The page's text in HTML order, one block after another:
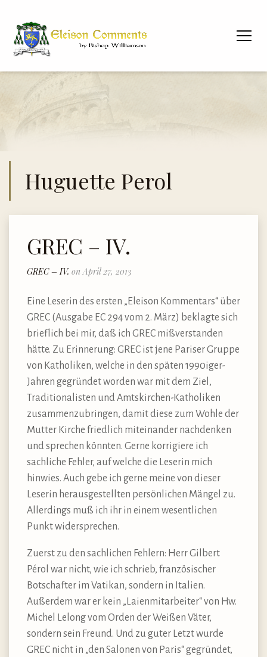
Huguette Perol
GREC – IV.
GREC – IV. on April 27, 2013
Eine Leserin des ersten „Eleison Kommentars“ über
GREC (Ausgabe EC 294 vom 2. März) beklagte sich
brieflich bei mir, daß ich GREC mißverstanden
hätte. Zu Erinnerung: GREC ist jene Pariser Gruppe
von Katholiken, welche in den späten 1990iger-
Jahren gegründet worden war mit dem Ziel,
Traditionalisten und Amtskirchen-Katholiken
zusammenzubringen, damit diese zum Wohle der
Mutter Kirche friedlich miteinander nachdenken
und sprechen könnten. Gerne korrigiere ich
sachliche Fehler, auf welche die Leserin mich
hinwies. Auch gebe ich gerne meine von dieser
Leserin herausgestellten persönlichen Mängel zu.
Allerdings muß ich ihr in einem wesentlichen
Punkt widersprechen.
Zuerst zu den sachlichen Fehlern: Herr Gilbert
Pérol war nicht, wie ich schrieb, französischer
Botschafter im Vatikan, sondern in Italien.
Außerdem war er kein „Laienmitarbeiter“ von Hw.
Michel Lelong vom Orden der Weißen Väter,
sondern sein Freund. Und zu guter Letzt wurde
GREC nicht in „den Salonen von Paris“ gegründet,